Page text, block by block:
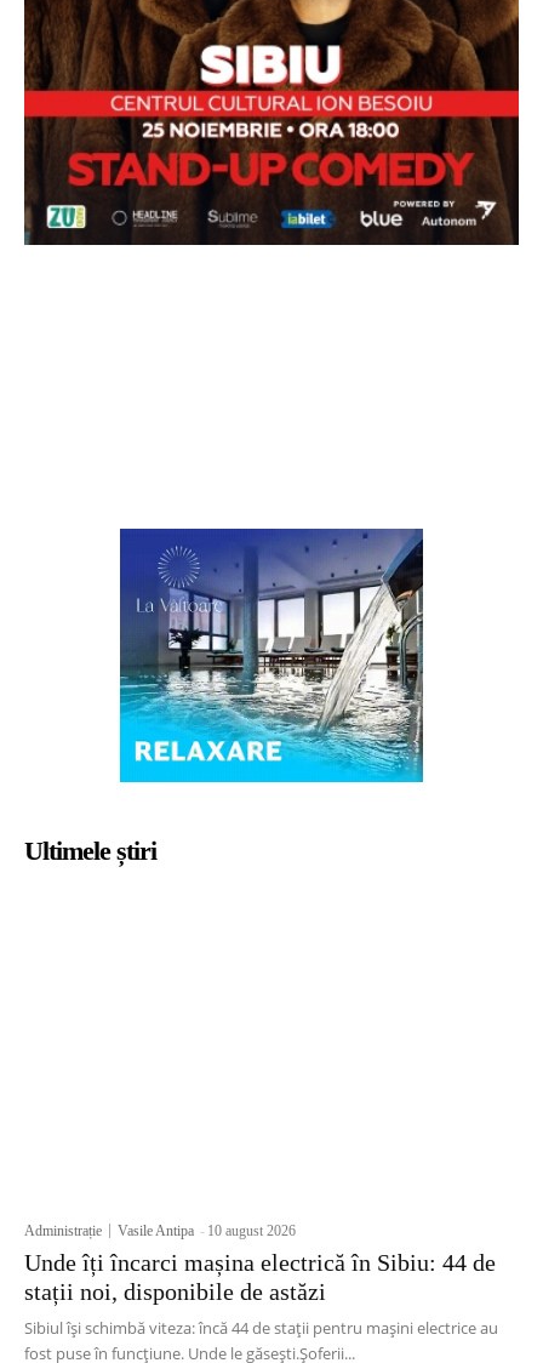
Ultimele știri
Administrație Vasile Antipa - 10 august 2026
Unde îți încarci mașina electrică în Sibiu: 44 de
stații noi, disponibile de astăzi
Sibiul își schimbă viteza: încă 44 de stații pentru mașini electrice au
fost puse în funcțiune. Unde le găsești.Șoferii...